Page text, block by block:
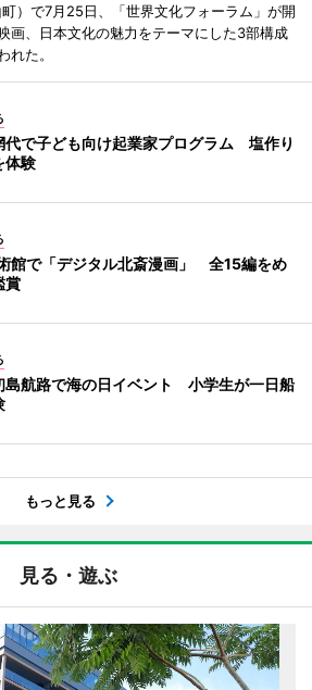
）で7月25日、「世界文化フォーラム」が開
画、日本文化の魅力をテーマにした3部構成
れた。
代で子ども向け起業家プログラム 塩作り
体験
館で「デジタル北斎漫画」 全15編をめ
賞
島航路で海の日イベント 小学生が一日船
もっと見る
見る・遊ぶ